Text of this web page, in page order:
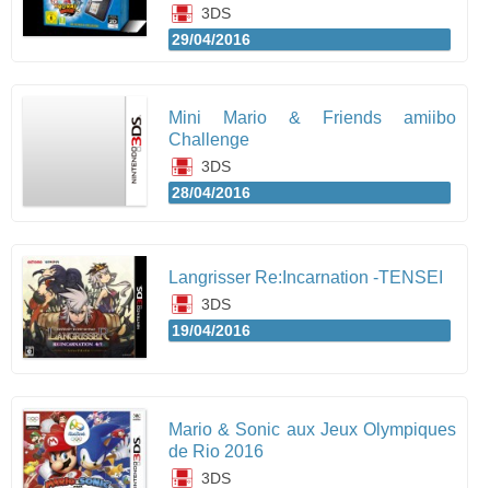
3DS
29/04/2016
Mini Mario & Friends amiibo
Challenge
3DS
28/04/2016
Langrisser Re:Incarnation -TENSEI
3DS
19/04/2016
Mario & Sonic aux Jeux Olympiques
de Rio 2016
3DS